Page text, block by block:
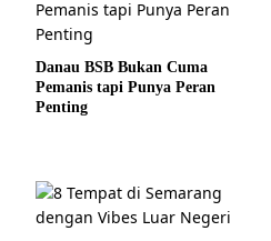
Danau BSB Bukan Cuma
Pemanis tapi Punya Peran
Penting